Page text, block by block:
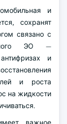
и
сохранят
связано с
ЭО —
и
и роста
на жидкости